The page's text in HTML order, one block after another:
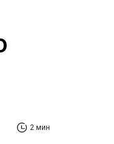
2 мин